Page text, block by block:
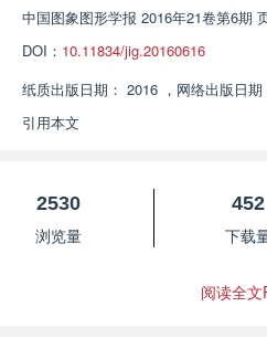
中国图象图形学报 2016年21卷第6期
DOI： 10.11834/jig.20160616
纸质出版日期： 2016 ， 网络出版日期
引用本文
2530
浏览量
452
下载
阅读全文